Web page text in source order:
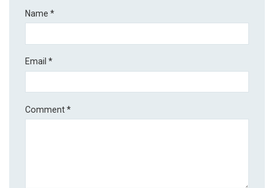
Name*
Email*
Comment*